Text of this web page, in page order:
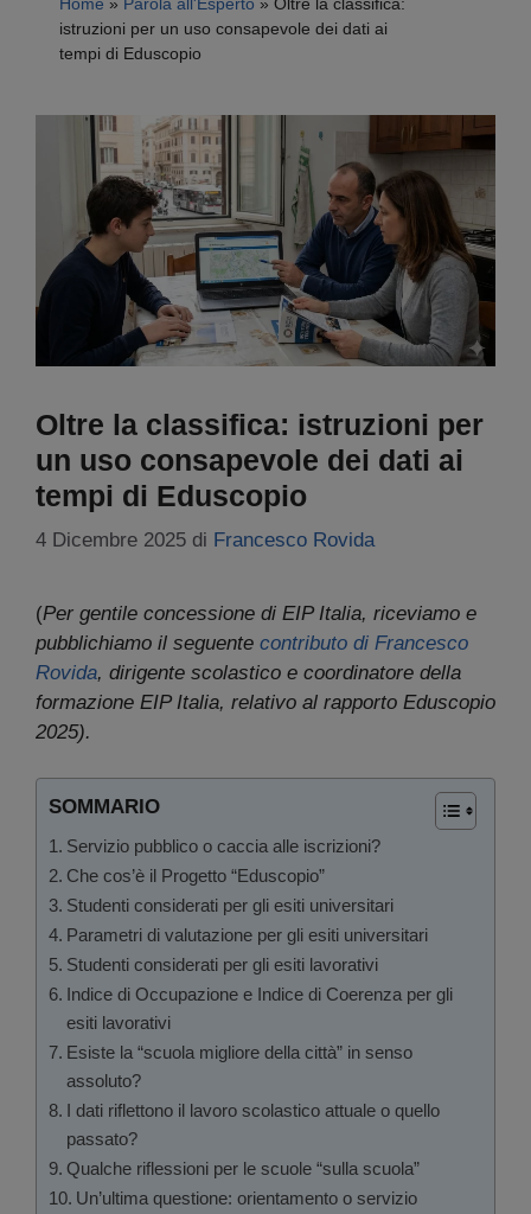
istruzioni per un uso consapevole dei dati ai
tempi di Eduscopio
Oltre la classifica: istruzioni per
un uso consapevole dei dati ai
tempi di Eduscopio
4 Dicembre 2025 di Francesco Rovida
(Per gentile concessione di EIP Italia, riceviamo e
pubblichiamo il seguente contributo di Francesco
Rovida, dirigente scolastico e coordinatore della
formazione EIP Italia, relativo al rapporto Eduscopio
2025).
SOMMARIO
Servizio pubblico o caccia alle iscrizioni?
Che cos’è il Progetto “Eduscopio”
Studenti considerati per gli esiti universitari
Parametri di valutazione per gli esiti universitari
Studenti considerati per gli esiti lavorativi
Indice di Occupazione e Indice di Coerenza per gli
esiti lavorativi
Esiste la “scuola migliore della città” in senso
assoluto?
I dati riflettono il lavoro scolastico attuale o quello
passato?
Qualche riflessioni per le scuole “sulla scuola”
Un’ultima questione: orientamento o servizio